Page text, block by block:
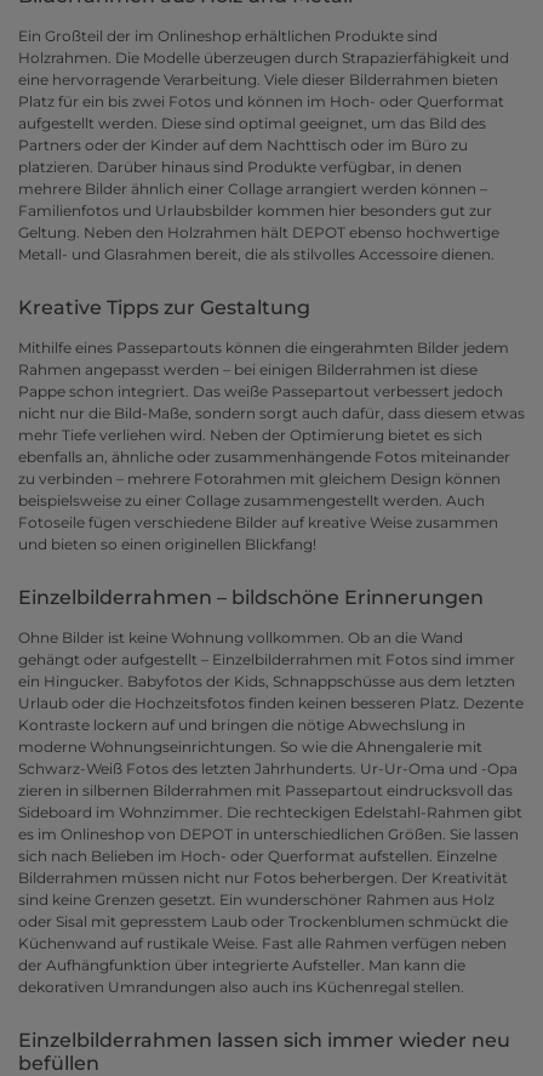
Ein Großteil der im Onlineshop erhältlichen Produkte sind
Holzrahmen. Die Modelle überzeugen durch Strapazierfähigkeit und
eine hervorragende Verarbeitung. Viele dieser Bilderrahmen bieten
Platz für ein bis zwei Fotos und können im Hoch- oder Querformat
aufgestellt werden. Diese sind optimal geeignet, um das Bild des
Partners oder der Kinder auf dem Nachttisch oder im Büro zu
platzieren. Darüber hinaus sind Produkte verfügbar, in denen
mehrere Bilder ähnlich einer Collage arrangiert werden können –
Familienfotos und Urlaubsbilder kommen hier besonders gut zur
Geltung. Neben den Holzrahmen hält DEPOT ebenso hochwertige
Metall- und Glasrahmen bereit, die als stilvolles Accessoire dienen.
Kreative Tipps zur Gestaltung
Mithilfe eines Passepartouts können die eingerahmten Bilder jedem
Rahmen angepasst werden – bei einigen Bilderrahmen ist diese
Pappe schon integriert. Das weiße Passepartout verbessert jedoch
nicht nur die Bild-Maße, sondern sorgt auch dafür, dass diesem etwas
mehr Tiefe verliehen wird. Neben der Optimierung bietet es sich
ebenfalls an, ähnliche oder zusammenhängende Fotos miteinander
zu verbinden – mehrere Fotorahmen mit gleichem Design können
beispielsweise zu einer Collage zusammengestellt werden. Auch
Fotoseile fügen verschiedene Bilder auf kreative Weise zusammen
und bieten so einen originellen Blickfang!
Einzelbilderrahmen – bildschöne Erinnerungen
Ohne Bilder ist keine Wohnung vollkommen. Ob an die Wand
gehängt oder aufgestellt – Einzelbilderrahmen mit Fotos sind immer
ein Hingucker. Babyfotos der Kids, Schnappschüsse aus dem letzten
Urlaub oder die Hochzeitsfotos finden keinen besseren Platz. Dezente
Kontraste lockern auf und bringen die nötige Abwechslung in
moderne Wohnungseinrichtungen. So wie die Ahnengalerie mit
Schwarz-Weiß Fotos des letzten Jahrhunderts. Ur-Ur-Oma und -Opa
zieren in silbernen Bilderrahmen mit Passepartout eindrucksvoll das
Sideboard im Wohnzimmer. Die rechteckigen Edelstahl-Rahmen gibt
es im Onlineshop von DEPOT in unterschiedlichen Größen. Sie lassen
sich nach Belieben im Hoch- oder Querformat aufstellen. Einzelne
Bilderrahmen müssen nicht nur Fotos beherbergen. Der Kreativität
sind keine Grenzen gesetzt. Ein wunderschöner Rahmen aus Holz
oder Sisal mit gepresstem Laub oder Trockenblumen schmückt die
Küchenwand auf rustikale Weise. Fast alle Rahmen verfügen neben
der Aufhängfunktion über integrierte Aufsteller. Man kann die
dekorativen Umrandungen also auch ins Küchenregal stellen.
Einzelbilderrahmen lassen sich immer wieder neu
befüllen